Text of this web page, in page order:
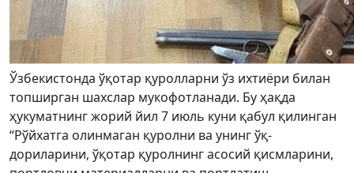
Ўзбекистонда ўқотар қуролларни ўз ихтиёри билан
топширган шахслар мукофотланади. Бу ҳақда
ҳукуматнинг жорий йил 7 июль куни қабул қилинган
“Рўйхатга олинмаган қуролни ва унинг ўқ-
дориларини, ўқотар қуролнинг асосий қисмларини,